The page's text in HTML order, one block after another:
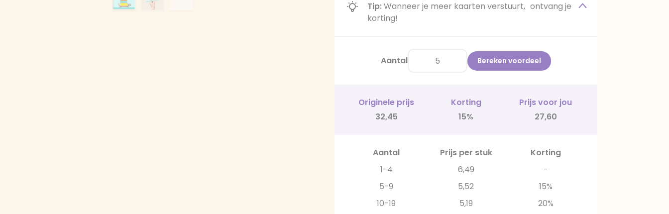
Tip:Wanneer je meer kaarten verstuurt, ontvang je
korting!
Aantal Bereken voordeel
Originele prijs Korting
Prijs voor jou
32,45
15% 27,60
Aantal Prijs per stuk
Korting
1-4
6,49
-
5-9
5,52
15%
10-19
5,19
20%